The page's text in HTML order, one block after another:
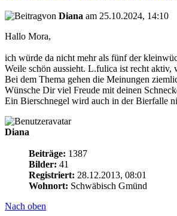
von Diana am 25.10.2024, 14:10
Hallo Mora,
ich würde da nicht mehr als fünf der
Weile schön aussieht. L.fulica ist recht aktiv,
Bei dem Thema gehen die Meinungen
Wünsche Dir viel Freude mit deinen
Ein Bierschnegel wird auch in der Bierfalle
Diana
Beiträge: 1387
Bilder: 41
Registriert: 28.12.2013, 08:01
Wohnort: Schwäbisch Gmünd
Nach oben